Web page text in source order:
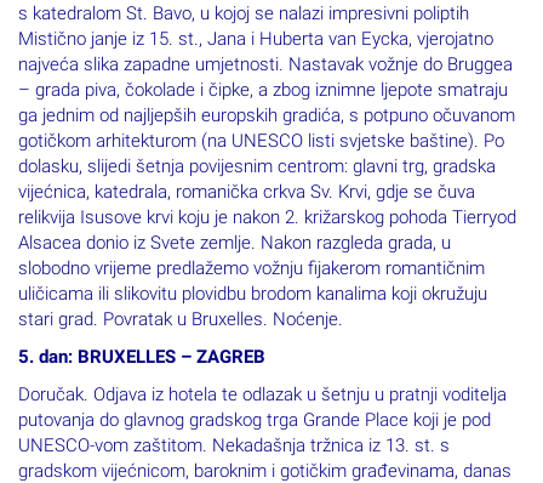
s katedralom St. Bavo, u kojoj se nalazi impresivni poliptih
Mistično janje iz 15. st., Jana i Huberta van Eycka, vjerojatno
najveća slika zapadne umjetnosti. Nastavak vožnje do Bruggea
– grada piva, čokolade i čipke, a zbog iznimne ljepote smatraju
ga jednim od najljepših europskih gradića, s potpuno očuvanom
gotičkom arhitekturom (na UNESCO listi svjetske baštine). Po
dolasku, slijedi šetnja povijesnim centrom: glavni trg, gradska
vijećnica, katedrala, romanička crkva Sv. Krvi, gdje se čuva
relikvija Isusove krvi koju je nakon 2. križarskog pohoda Tierryod
Alsacea donio iz Svete zemlje. Nakon razgleda grada, u
slobodno vrijeme predlažemo vožnju fijakerom romantičnim
uličicama ili slikovitu plovidbu brodom kanalima koji okružuju
stari grad. Povratak u Bruxelles. Noćenje.
5. dan: BRUXELLES – ZAGREB
Doručak. Odjava iz hotela te odlazak u šetnju u pratnji voditelja
putovanja do glavnog gradskog trga Grande Place koji je pod
UNESCO-vom zaštitom. Nekadašnja tržnica iz 13. st. s
gradskom vijećnicom, baroknim i gotičkim građevinama, danas